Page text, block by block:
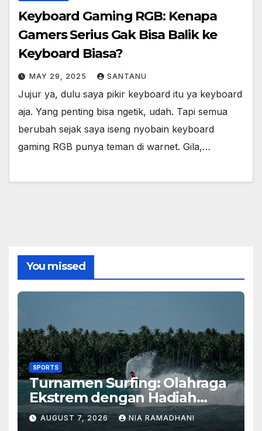
Keyboard Gaming RGB: Kenapa
Gamers Serius Gak Bisa Balik ke
Keyboard Biasa?
MAY 29, 2025 SANTANU
Jujur ya, dulu saya pikir keyboard itu ya keyboard
aja. Yang penting bisa ngetik, udah. Tapi semua
berubah sejak saya iseng nyobain keyboard
gaming RGB punya teman di warnet. Gila,…
You missed
SPORTS
Turnamen Surfing: Olahraga
Ekstrem dengan Hadiah
Besar
AUGUST 7, 2026 NIA RAMADHANI